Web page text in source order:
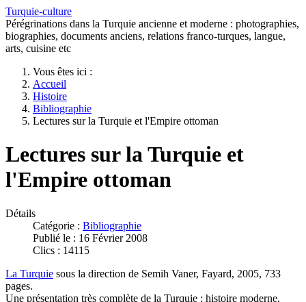
Turquie-culture
Pérégrinations dans la Turquie ancienne et moderne : photographies,
biographies, documents anciens, relations franco-turques, langue,
arts, cuisine etc
Vous êtes ici :
Accueil
Histoire
Bibliographie
Lectures sur la Turquie et l'Empire ottoman
Lectures sur la Turquie et
l'Empire ottoman
Détails
Catégorie : Bibliographie
Publié le : 16 Février 2008
Clics : 14115
La Turquie sous la direction de Semih Vaner, Fayard, 2005, 733
pages.
Une présentation très complète de la Turquie : histoire moderne,